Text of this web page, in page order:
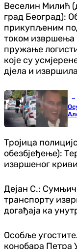
Веселин Милић
град Београд):
прикупљеним
током извршења
пружање
које су
дјела и
Тројица
обезбјеђење):
извршеног
Дејан С.:
транспорту
догађаја ка
Особље
конобара Петра